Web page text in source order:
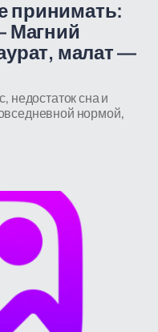
принимать:
малат —
недостаток сна и
нормой,